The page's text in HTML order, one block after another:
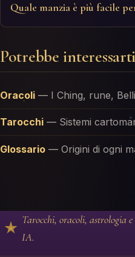
Quale manzia è più facile
Potrebbe
Oracoli — I Ching, rune,
Tarocchi — Sistemi
Glossario — Origini di ogni
Tarocchi, oracoli, astrologia
IA.